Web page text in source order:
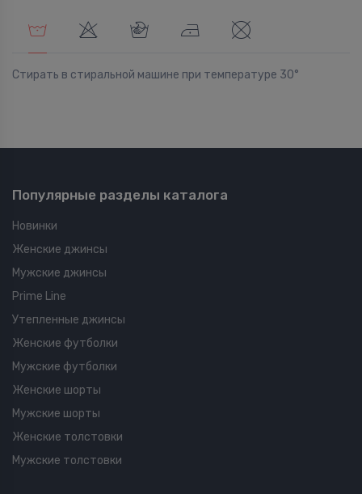
Стирать в стиральной машине при температуре 30°
Популярные разделы каталога
Новинки
Женские джинсы
Мужские джинсы
Prime Line
Утепленные джинсы
Женские футболки
Мужские футболки
Женские шорты
Мужские шорты
Женские толстовки
Мужские толстовки